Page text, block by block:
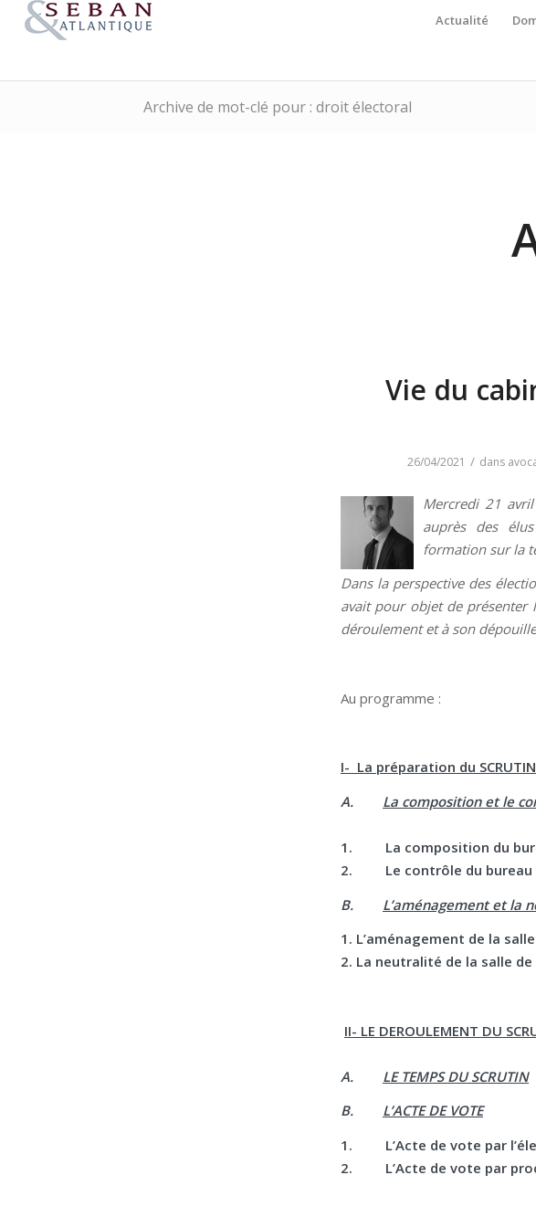
Actualité
Archive de mot-clé pour : droit électoral
Vie du
26/04/2021 / dans
Mercredi 21
auprès des
formation sur la
Dans la perspective des
avait pour objet de présenter
déroulement et à son
Au programme :
I- La préparation du SCRUTIN
A. La composition et le
1. La composition du
2. Le contrôle du bureau
B. L’aménagement et la
1. L’aménagement de la
2. La neutralité de la salle
II- LE DEROULEMENT DU
A. LE TEMPS DU SCRUTIN
B. L’ACTE DE VOTE
1. L’Acte de vote par
2. L’Acte de vote par